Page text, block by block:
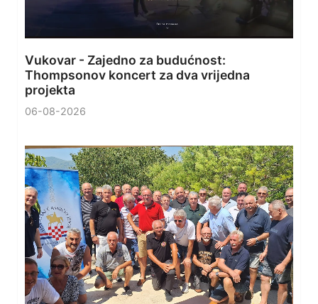
Vukovar - Zajedno za budućnost:
Thompsonov koncert za dva vrijedna
projekta
06-08-2026